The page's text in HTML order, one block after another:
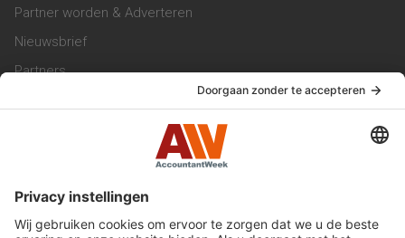
Partner worden & Adverteren
Nieuwsbrief
Partners
Werken bij ons